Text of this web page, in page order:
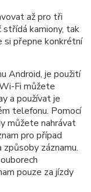
až pro tři
kamiony, tak
si přepne konkrétní
Android, je použití
Fi můžete
a používat je
telefonu. Pomocí
můžete nahrávat
pro případ
záznamu.
pouze za jízdy